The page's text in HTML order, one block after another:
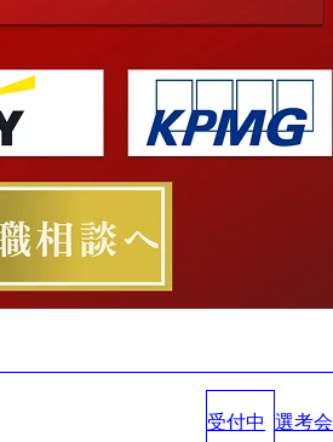
受付中 選考会